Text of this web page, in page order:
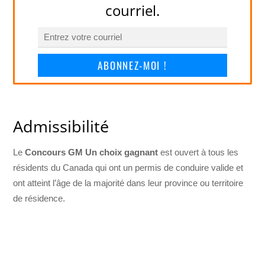
courriel.
ABONNEZ-MOI !
Admissibilité
LeConcours GM Un choix gagnant est ouvert à tous les
résidents du Canada qui ont un permis de conduire valide et
ont atteint l’âge de la majorité dans leur province ou territoire
de résidence.